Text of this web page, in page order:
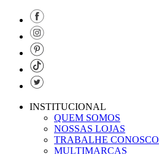
INSTITUCIONAL
QUEM SOMOS
NOSSAS LOJAS
TRABALHE CONOSCO
MULTIMARCAS